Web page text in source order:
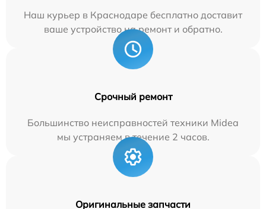
Наш курьер в Краснодаре бесплатно доставит
ваше устройство на ремонт и обратно.
Срочный ремонт
Большинство неисправностей техники Midea
мы устраняем в течение 2 часов.
Оригинальные запчасти